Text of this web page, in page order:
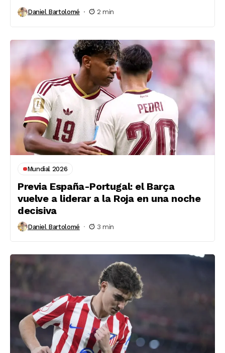
Daniel Bartolomé 2 min
Mundial 2026
Previa España-Portugal: el Barça
vuelve a liderar a la Roja en una noche
decisiva
Daniel Bartolomé 3 min